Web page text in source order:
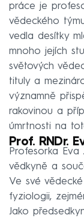
práce je
vědeckého
vedla desítky
mnoho jejích
světových
tituly a
významně
rakovinou a
úmrtnosti na
Prof. RNDr.
Profesorka Eva
vědkyně a
Ve své
fyziologii,
Jako